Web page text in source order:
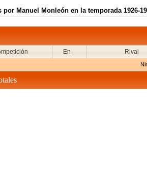
Manuel Monleón en la temporada 1926-
En Rival